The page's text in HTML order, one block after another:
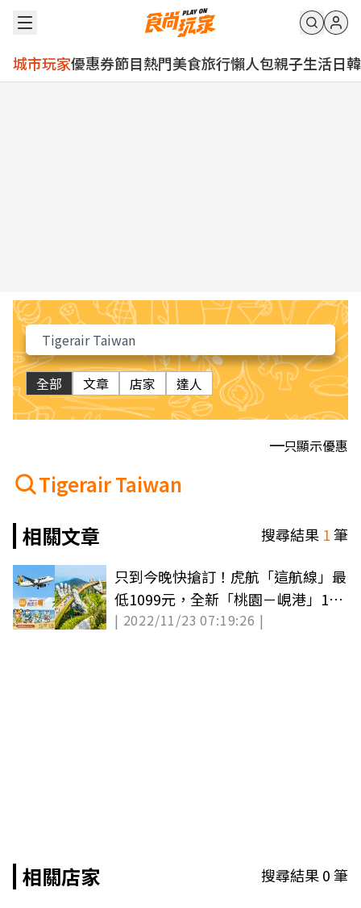
城市玩家優惠券節目熱門美食旅行懶人包親子生活日韓
全部 文章 店家 達人
只顯示優惠
Tigerair Taiwan
相關文章
搜尋結果 1筆
只到今晚快搶訂！虎航「這航線」最
低1099元，全新「桃園－峴港」12
月開航
| 2022/11/23 07:19:26 |
相關店家 搜尋結果0筆